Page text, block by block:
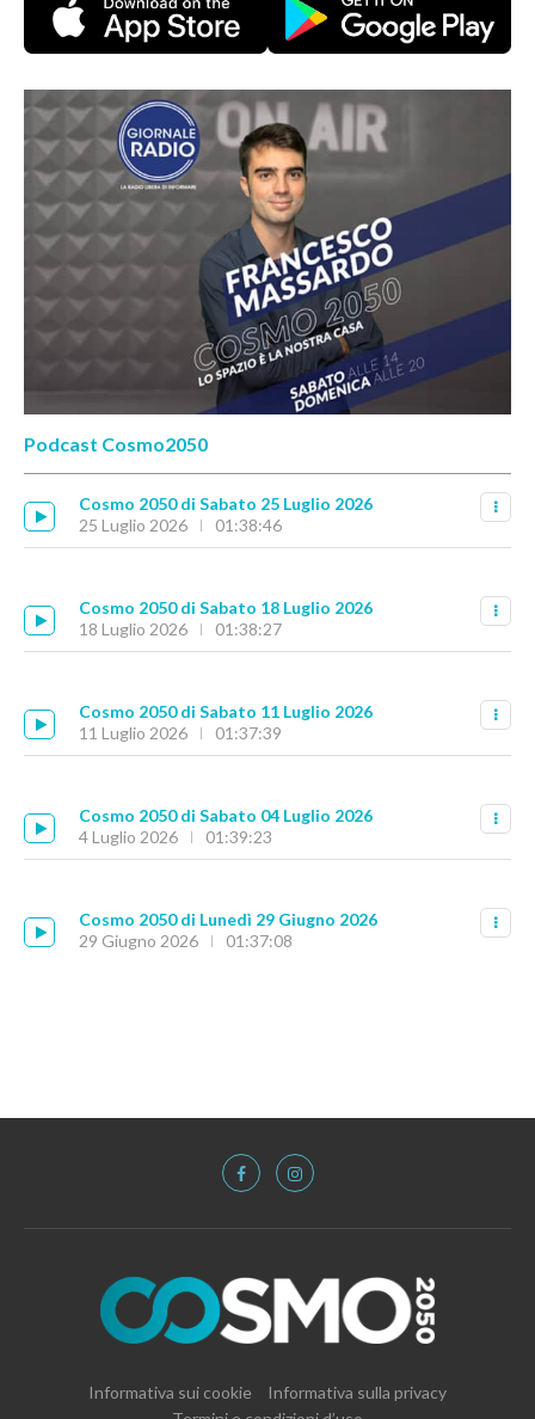
Podcast Cosmo2050
Cosmo 2050 di Sabato 25 Luglio 2026
25 Luglio 2026
01:38:46
Cosmo 2050 di Sabato 18 Luglio 2026
18 Luglio 2026
01:38:27
Cosmo 2050 di Sabato 11 Luglio 2026
11 Luglio 2026
01:37:39
Cosmo 2050 di Sabato 04 Luglio 2026
4 Luglio 2026
01:39:23
Cosmo 2050 di Lunedì 29 Giugno 2026
29 Giugno 2026
01:37:08
Informativa sui cookie
Informativa sulla privacy